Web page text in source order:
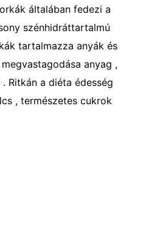
általában fedezi a
szénhidráttartalmú
tartalmazza anyák és
anyag ,
Ritkán a diéta édesség
, természetes cukrok